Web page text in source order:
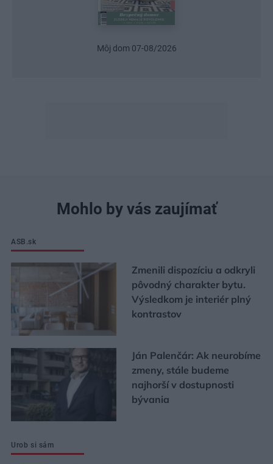
Urob si sám 6/2026
Mohlo by vás zaujímať
ASB.sk
Zmenili dispozíciu a odkryli
pôvodný charakter bytu.
Výsledkom je interiér plný
kontrastov
Ján Palenčár: Ak neurobíme
zmeny, stále budeme
najhorší v dostupnosti
bývania
Urob si sám